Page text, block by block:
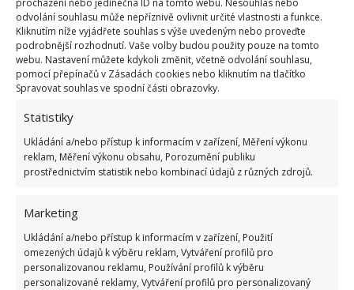
procházení nebo jedinečná ID na tomto webu. Nesouhlas nebo
odvolání souhlasu může nepříznivě ovlivnit určité vlastnosti a funkce.
Kliknutím níže vyjádřete souhlas s výše uvedeným nebo proveďte
podrobnější rozhodnutí. Vaše volby budou použity pouze na tomto
webu. Nastavení můžete kdykoli změnit, včetně odvolání souhlasu,
pomocí přepínačů v Zásadách cookies nebo kliknutím na tlačítko
Spravovat souhlas ve spodní části obrazovky.
Statistiky
Ukládání a/nebo přístup k informacím v zařízení, Měření výkonu
reklam, Měření výkonu obsahu, Porozumění publiku
prostřednictvím statistik nebo kombinací údajů z různých zdrojů.
Marketing
Ukládání a/nebo přístup k informacím v zařízení, Použití
omezených údajů k výběru reklam, Vytváření profilů pro
personalizovanou reklamu, Používání profilů k výběru
personalizované reklamy, Vytváření profilů pro personalizovaný
kontakt s potravinami. V každém případě je vhodné,
když je před konzumací odstraníte a vyhodíte. Pozor,
nebývají biologicky rozložitelné, takže nepatří do
kompostu, vysvětluje GreenerPrint. Na
vypěstovat citrusy
Zdroje: IFPS,GreenerPrint,Bezpečnost potravin
Bezpečnost potravin – GMO